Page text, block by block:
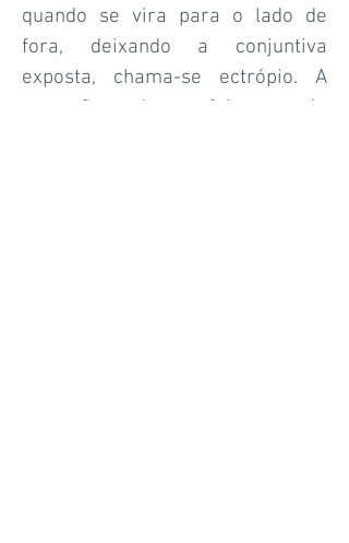
quando se vira para o lado de
fora, deixando a conjuntiva
exposta, chama-se ectrópio. A
correção pode ser feita através